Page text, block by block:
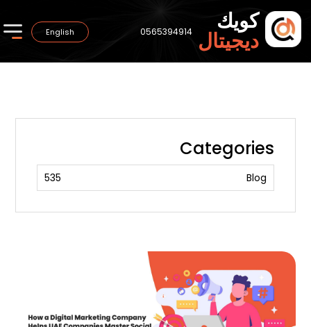
كويك
ديجيتال 0565394914
English
Categories
Blog
535